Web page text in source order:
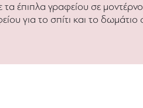
έπιπλα γραφείου σε
για το σπίτι και το